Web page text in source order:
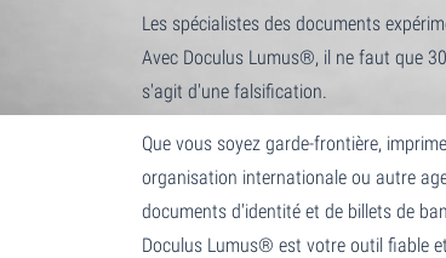
Les spécialistes des documents
Avec Doculus Lumus®, il ne faut que
s'agit d'une falsification.
Que vous soyez garde-frontière,
organisation internationale ou autre
documents d'identité et de billets de
Doculus Lumus® est votre outil fiable